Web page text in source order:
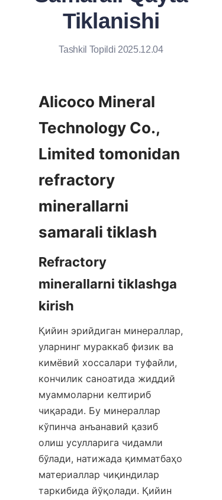
Tiklanishi
Tashkil Topildi 2025.12.04
Alicoco Mineral
Technology Co.,
Limited tomonidan
refractory
minerallarni
Refractory
minerallarni tiklashga
Қийин эрийдиган минераллар,
уларнинг мураккаб физик ва
кимёвий хоссалари туфайли,
кончилик саноатида жиддий
муаммоларни келтириб
чиқаради. Бу минераллар
кўпинча анъанавий қазиб
олиш усулларига чидамли
бўлади, натижада қимматбаҳо
материаллар чиқиндилар
таркибида йўқолади. Қийин